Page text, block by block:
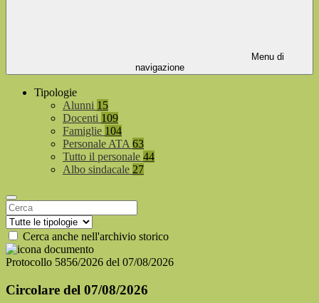
Menu di
navigazione
Tipologie
Alunni 15
Docenti 109
Famiglie 104
Personale ATA 63
Tutto il personale 44
Albo sindacale 27
Cerca anche nell'archivio storico
Protocollo 5856/2026 del 07/08/2026
Circolare del 07/08/2026